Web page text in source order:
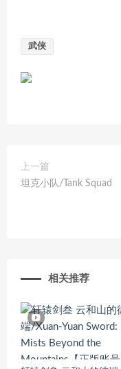
武侠
上一篇
坦克小队/Tank Squad
相关推荐